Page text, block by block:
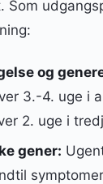
Som
og
3.-4. uge i
2. uge i
gener: